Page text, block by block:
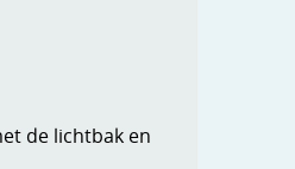
de lichtbak en